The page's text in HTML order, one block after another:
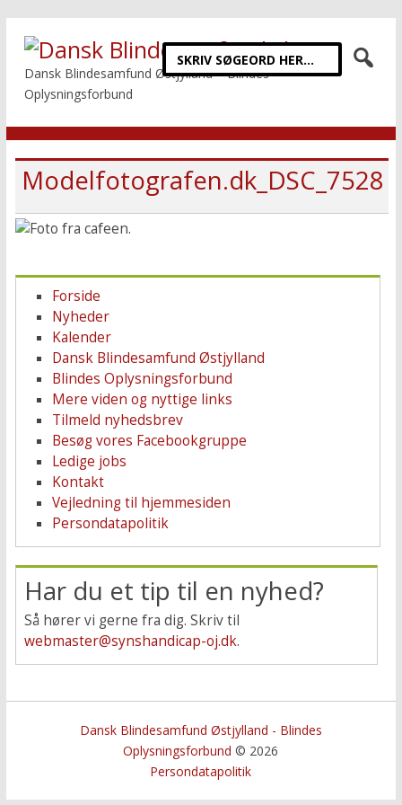
Dansk Blindesamfund Østjylland – Blindes
Oplysningsforbund
Modelfotografen.dk_DSC_7528
Forside
Nyheder
Kalender
Dansk Blindesamfund Østjylland
Blindes Oplysningsforbund
Mere viden og nyttige links
Tilmeld nyhedsbrev
Besøg vores Facebookgruppe
Ledige jobs
Kontakt
Vejledning til hjemmesiden
Persondatapolitik
Har du et tip til en nyhed?
Så hører vi gerne fra dig. Skriv til
webmaster@synshandicap-oj.dk.
Dansk Blindesamfund Østjylland - Blindes
Oplysningsforbund © 2026
Persondatapolitik